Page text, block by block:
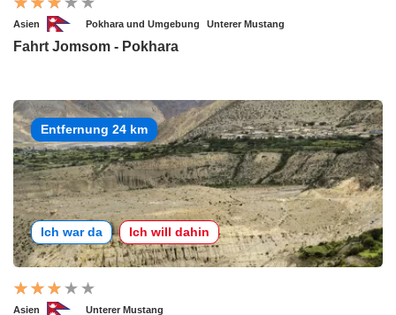
Asien Pokhara und Umgebung Unterer Mustang
Fahrt Jomsom - Pokhara
Entfernung 24 km
Ich war da Ich will dahin
Asien Unterer Mustang